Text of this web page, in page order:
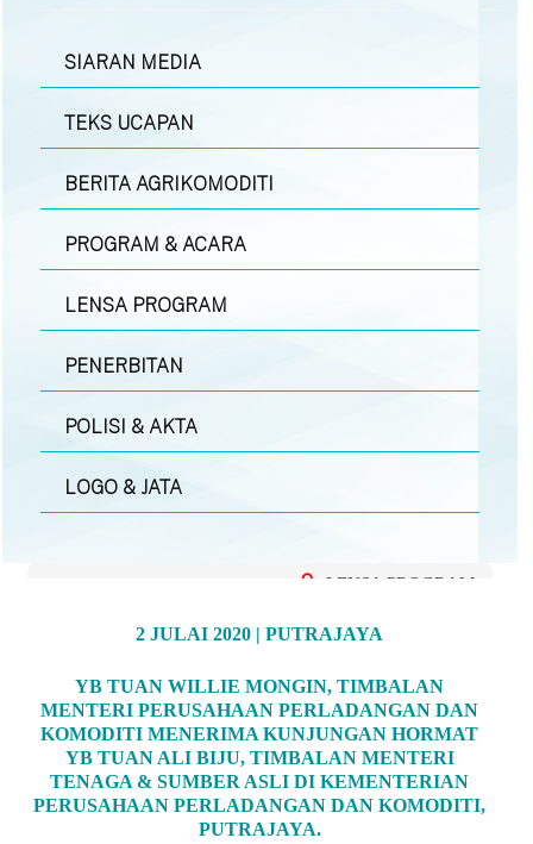
SIARAN MEDIA
TEKS UCAPAN
BERITA AGRIKOMODITI
PROGRAM & ACARA
LENSA PROGRAM
PENERBITAN
POLISI & AKTA
LOGO & JATA
LENSA PROGRAM
2 JULAI 2020 | PUTRAJAYA
YB TUAN WILLIE MONGIN, TIMBALAN
MENTERI PERUSAHAAN PERLADANGAN DAN
KOMODITI MENERIMA KUNJUNGAN HORMAT
YB TUAN ALI BIJU, TIMBALAN MENTERI
TENAGA & SUMBER ASLI DI KEMENTERIAN
PERUSAHAAN PERLADANGAN DAN KOMODITI,
PUTRAJAYA.